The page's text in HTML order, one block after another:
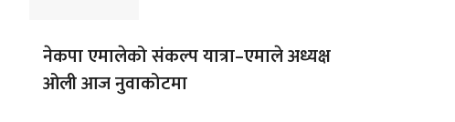
नेकपा एमालेको संकल्प यात्रा–एमाले अध्यक्ष
ओली आज नुवाकोटमा